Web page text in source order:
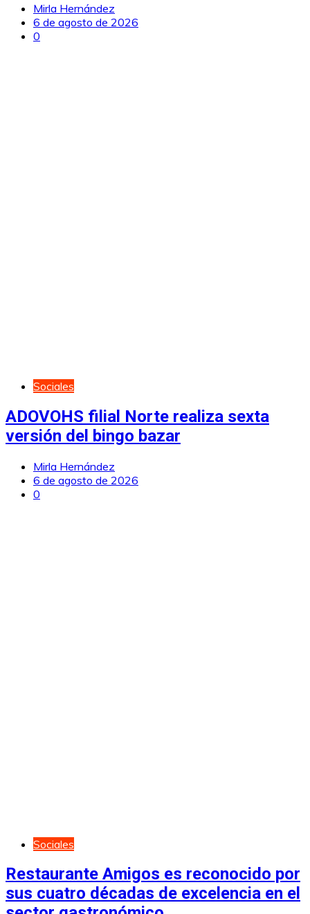
Mirla Hernández
6 de agosto de 2026
0
Sociales
ADOVOHS filial Norte realiza sexta
versión del bingo bazar
Mirla Hernández
6 de agosto de 2026
0
Sociales
Restaurante Amigos es reconocido por
sus cuatro décadas de excelencia en el